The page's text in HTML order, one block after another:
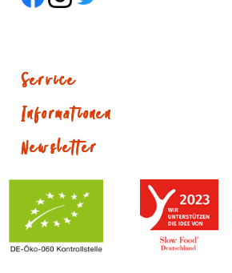
Service
Informationen
Newsletter